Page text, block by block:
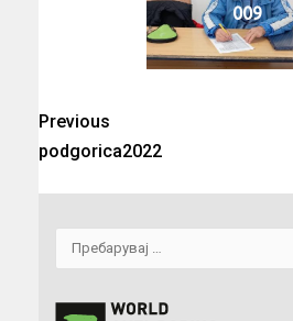
009
Previous
podgorica2022